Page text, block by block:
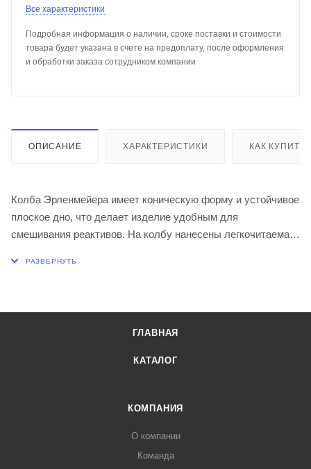
Все характеристики
Подробная информация о наличии, сроке поставки и стоимости
товара будет указана в счете на предоплату, после оформления
и обработки заказа сотрудником компании
ОПИСАНИЕ ХАРАКТЕРИСТИКИ КАК КУПИТЬ
Колба Эрленмейера имеет коническую форму и устойчивое
плоское дно, что делает изделие удобным для
смешивания реактивов. На колбу нанесены легкочитаемая
ГЛАВНАЯ
КАТАЛОГ
КОМПАНИЯ
О компании
Команда